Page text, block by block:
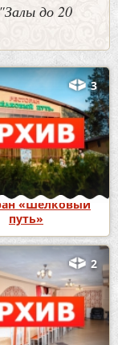
до 20
3
«Шелковый
путь»
2